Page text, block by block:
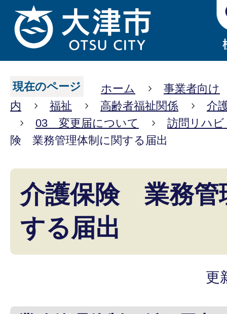
現在のページ ホーム
事業者向け
内
福祉 高齢者福祉関係
介
03 変更届について
訪問リハ
険 業務管理体制に関する届出
介護保険 業務管
する届出
更